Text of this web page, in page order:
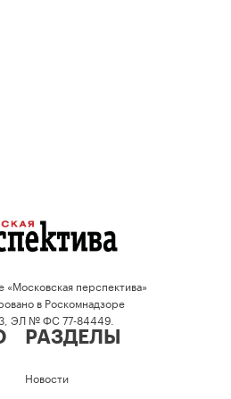
«Московская перспектива»
в Роскомнадзоре
ЭЛ № ФС 77-84449.
РАЗДЕЛЫ
Новости